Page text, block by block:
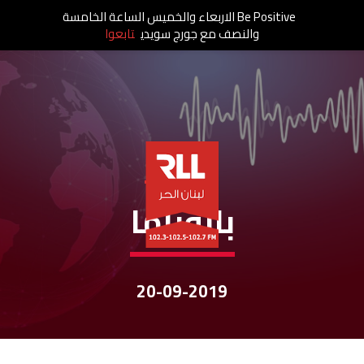
نشرات الأخبار
بانوراما
20-09-2019
Be Positive الاربعاء والخميس الساعة الخامسة
والنصف مع جورج سويدي تابعوا